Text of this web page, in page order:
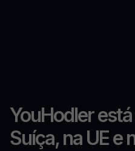
YouHodler
Suíça, na UE e